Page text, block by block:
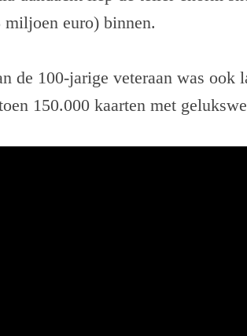
euro) binnen.
de 100-jarige veteraan was ook
150.000 kaarten met